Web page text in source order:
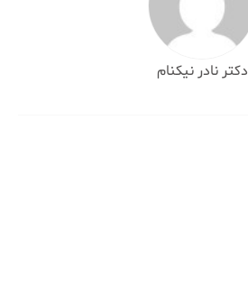
دکتر نادر نیکنام